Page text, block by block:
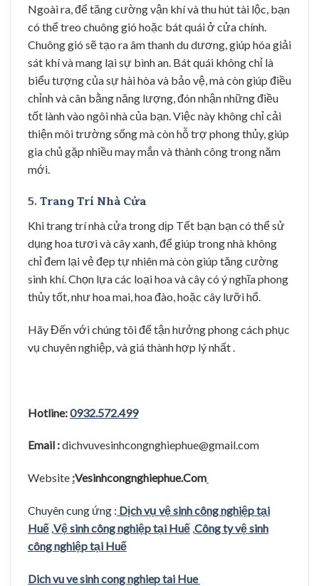
Ngoài ra, để tăng cường vận khí và thu hút tài lộc, bạn
có thể treo chuông gió hoặc bát quái ở cửa chính.
Chuông gió sẽ tạo ra âm thanh du dương, giúp hóa giải
sát khí và mang lại sự bình an. Bát quái không chỉ là
biểu tượng của sự hài hòa và bảo vệ, mà còn giúp điều
chỉnh và cân bằng năng lượng, đón nhận những điều
tốt lành vào ngôi nhà của bạn. Việc này không chỉ cải
thiện môi trường sống mà còn hỗ trợ phong thủy, giúp
gia chủ gặp nhiều may mắn và thành công trong năm
mới.
5.Trang Trí Nhà Cửa
Khi trang trí nhà cửa trong dịp Tết bạn bạn có thể sử
dụng hoa tươi và cây xanh, để giúp trong nhà không
chỉ đem lại vẻ đẹp tự nhiên mà còn giúp tăng cường
sinh khí. Chọn lựa các loại hoa và cây có ý nghĩa phong
thủy tốt, như hoa mai, hoa đào, hoặc cây lưỡi hổ.
Hãy Đến với chúng tôi để tận hưởng phong cách phục
vụ chuyên nghiệp, và giá thành hợp lý nhất .
Hotline:0932.572.499
Email :dichvuvesinhcongnghiephue@gmail.com
Website :Vesinhcongnghiephue.Com
Chuyên cung ứng : Dịch vụ vệ sinh công nghiệp tại
Huế ,Vệ sinh công nghiệp tại Huế ,Công ty vệ sinh
công nghiệp tại Huế
Dich vu ve sinh cong nghiep tai Hue